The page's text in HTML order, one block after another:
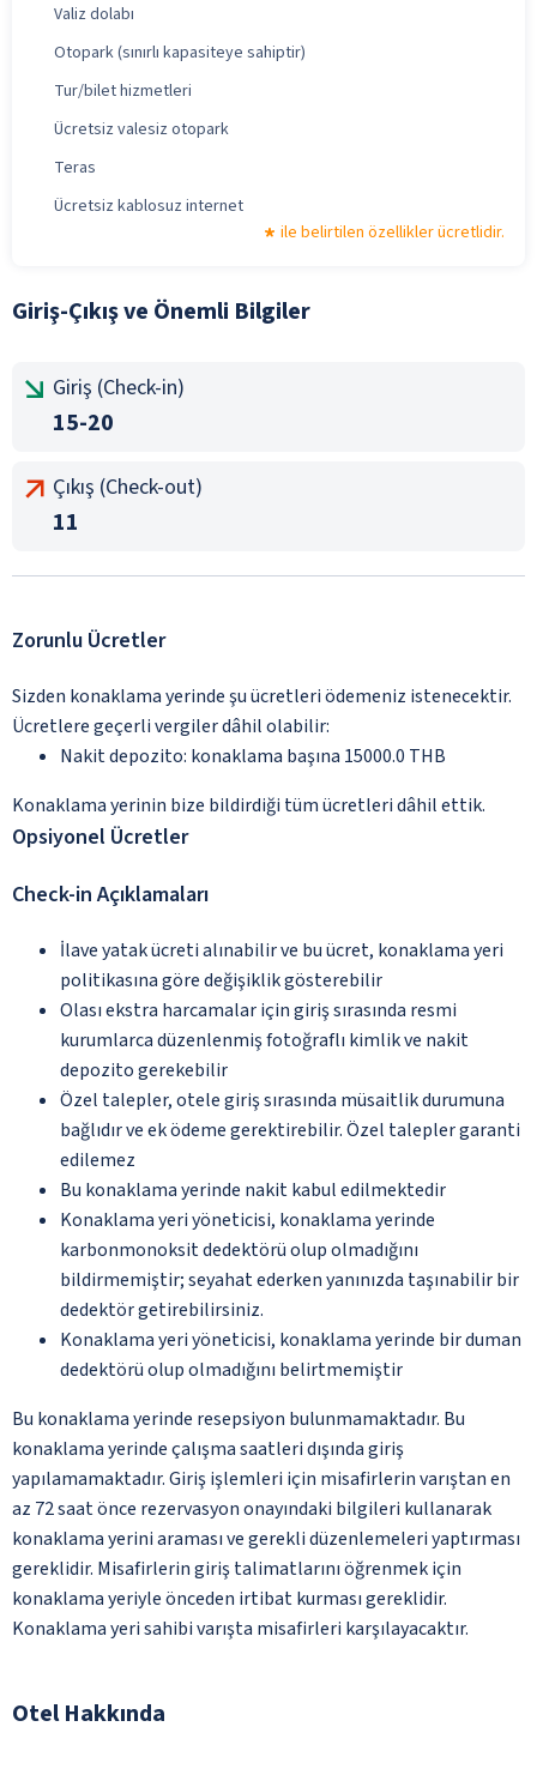
Valiz dolabı
Otopark (sınırlı kapasiteye sahiptir)
Tur/bilet hizmetleri
Ücretsiz valesiz otopark
Teras
Ücretsiz kablosuz internet
ile belirtilen özellikler ücretlidir.
Giriş-Çıkış ve Önemli Bilgiler
Giriş (Check-in)
15-20
Çıkış (Check-out)
11
Zorunlu Ücretler
Sizden konaklama yerinde şu ücretleri ödemeniz istenecektir.
Ücretlere geçerli vergiler dâhil olabilir:
Nakit depozito: konaklama başına 15000.0 THB
Konaklama yerinin bize bildirdiği tüm ücretleri dâhil ettik.
Opsiyonel Ücretler
Check-in Açıklamaları
İlave yatak ücreti alınabilir ve bu ücret, konaklama yeri
politikasına göre değişiklik gösterebilir
Olası ekstra harcamalar için giriş sırasında resmi
kurumlarca düzenlenmiş fotoğraflı kimlik ve nakit
depozito gerekebilir
Özel talepler, otele giriş sırasında müsaitlik durumuna
bağlıdır ve ek ödeme gerektirebilir. Özel talepler garanti
edilemez
Bu konaklama yerinde nakit kabul edilmektedir
Konaklama yeri yöneticisi, konaklama yerinde
karbonmonoksit dedektörü olup olmadığını
bildirmemiştir; seyahat ederken yanınızda taşınabilir bir
dedektör getirebilirsiniz.
Konaklama yeri yöneticisi, konaklama yerinde bir duman
dedektörü olup olmadığını belirtmemiştir
Bu konaklama yerinde resepsiyon bulunmamaktadır. Bu
konaklama yerinde çalışma saatleri dışında giriş
yapılamamaktadır. Giriş işlemleri için misafirlerin varıştan en
az 72 saat önce rezervasyon onayındaki bilgileri kullanarak
konaklama yerini araması ve gerekli düzenlemeleri yaptırması
gereklidir. Misafirlerin giriş talimatlarını öğrenmek için
konaklama yeriyle önceden irtibat kurması gereklidir.
Konaklama yeri sahibi varışta misafirleri karşılayacaktır.
Otel Hakkında